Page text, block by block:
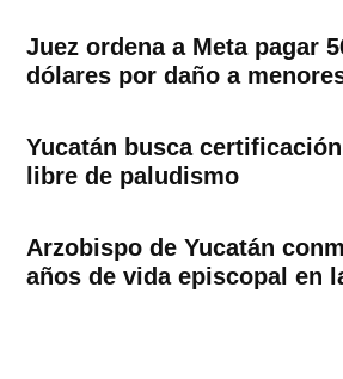
Juez ordena a Meta pagar
dólares por daño a
Yucatán busca
libre de paludismo
Arzobispo de Yucatán
años de vida episcopal en